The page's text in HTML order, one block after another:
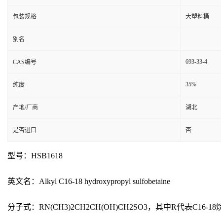
包装规格 大塑料桶
别名
CAS编号 693-33-4
纯度 35%
产地/厂商 湖北
是否进口 否
型号：HSB1618
英文名：Alkyl C16-18 hydroxypropyl sulfobetaine
分子式：RN(CH3)2CH2CH(OH)CH2SO3，其中R代表C16-18